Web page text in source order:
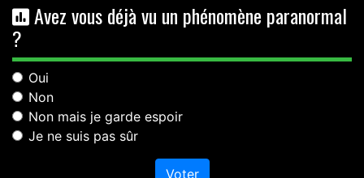
Avez vous déjà vu un phénomène paranormal
?
Oui
Non
Non mais je garde espoir
Je ne suis pas sûr
Voter